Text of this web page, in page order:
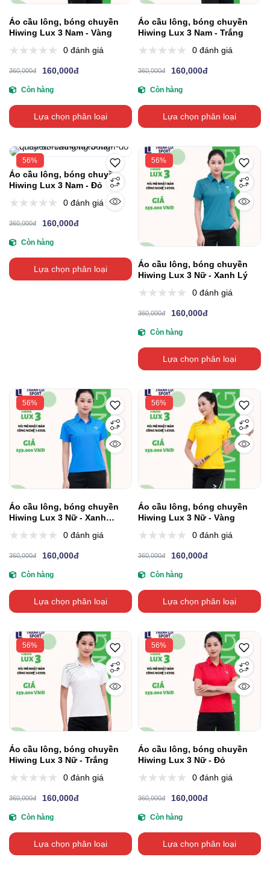
Áo cầu lông, bóng chuyền
Hiwing Lux 3 Nam - Vàng
0 đánh giá
360,000đ 160,000đ
Còn hàng
Lựa chọn phân loại
Áo cầu lông, bóng chuyền
Hiwing Lux 3 Nam - Trắng
0 đánh giá
360,000đ 160,000đ
Còn hàng
Lựa chọn phân loại
56%
Áo cầu lông, bóng chuyền
Hiwing Lux 3 Nam - Đỏ
0 đánh giá
360,000đ 160,000đ
Còn hàng
Lựa chọn phân loại
56%
Áo cầu lông, bóng chuyền
Hiwing Lux 3 Nữ - Xanh Lý
0 đánh giá
360,000đ 160,000đ
Còn hàng
Lựa chọn phân loại
56%
Áo cầu lông, bóng chuyền
Hiwing Lux 3 Nữ - Xanh
0 đánh giá
360,000đ 160,000đ
Còn hàng
Lựa chọn phân loại
56%
Áo cầu lông, bóng chuyền
Hiwing Lux 3 Nữ - Vàng
0 đánh giá
360,000đ 160,000đ
Còn hàng
Lựa chọn phân loại
56%
Áo cầu lông, bóng chuyền
Hiwing Lux 3 Nữ - Trắng
0 đánh giá
360,000đ 160,000đ
Còn hàng
Lựa chọn phân loại
56%
Áo cầu lông, bóng chuyền
Hiwing Lux 3 Nữ - Đỏ
0 đánh giá
360,000đ 160,000đ
Còn hàng
Lựa chọn phân loại